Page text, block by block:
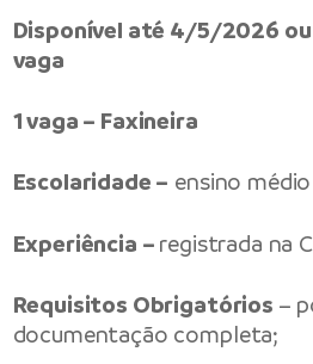
Disponível até 4/5/2026
vaga
1 vaga – Faxineira
Escolaridade – ensino
Experiência – registrada na
Requisitos Obrigatórios –
documentação completa;